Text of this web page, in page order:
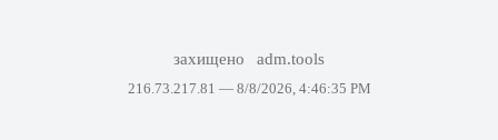
захищено adm.tools
216.73.217.81 — 8/8/2026, 4:46:35 PM